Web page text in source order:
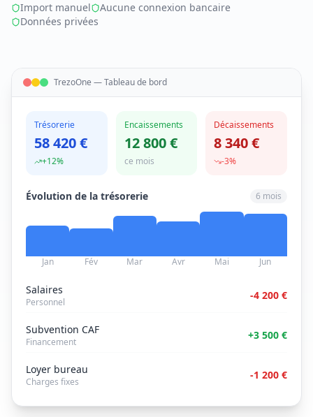
Import manuel
Aucune connexion bancaire
Données privées
TrezoOne — Tableau de bord
Trésorerie
58 420 €
+12%
Encaissements
12 800 €
ce mois
Décaissements
8 340 €
-3%
Évolution de la trésorerie 6 mois
Jan Fév Mar Avr Mai Jun
Salaires
Personnel
-4 200 €
Subvention CAF
Financement
+3 500 €
Loyer bureau
Charges fixes
-1 200 €